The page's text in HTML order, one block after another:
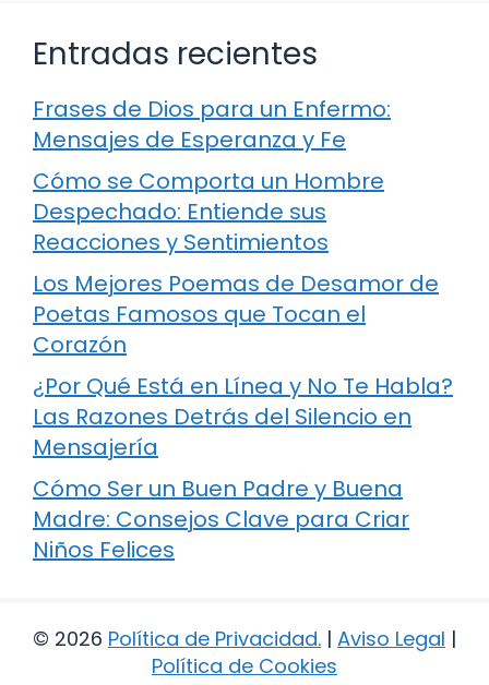
Entradas recientes
Frases de Dios para un Enfermo:
Mensajes de Esperanza y Fe
Cómo se Comporta un Hombre
Despechado: Entiende sus
Reacciones y Sentimientos
Los Mejores Poemas de Desamor de
Poetas Famosos que Tocan el
Corazón
¿Por Qué Está en Línea y No Te Habla?
Las Razones Detrás del Silencio en
Mensajería
Cómo Ser un Buen Padre y Buena
Madre: Consejos Clave para Criar
Niños Felices
© 2026 Política de Privacidad. | Aviso Legal |
Política de Cookies